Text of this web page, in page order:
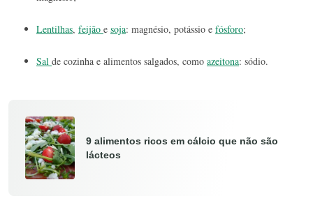
Lentilhas, feijão e soja: magnésio, potássio e fósforo;
Sal de cozinha e alimentos salgados, como azeitona: sódio.
9 alimentos ricos em cálcio que não são
lácteos